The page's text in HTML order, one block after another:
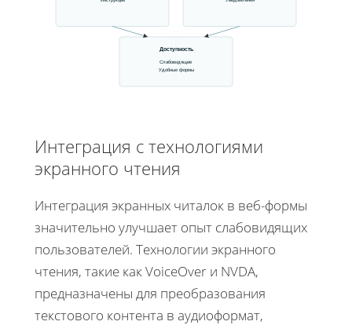
Доступность
Слабовидящие
Удобные формы
Интеграция с технологиями
экранного чтения
Интеграция экранных читалок в веб-формы
значительно улучшает опыт слабовидящих
пользователей. Технологии экранного
чтения, такие как VoiceOver и NVDA,
предназначены для преобразования
текстового контента в аудиоформат,